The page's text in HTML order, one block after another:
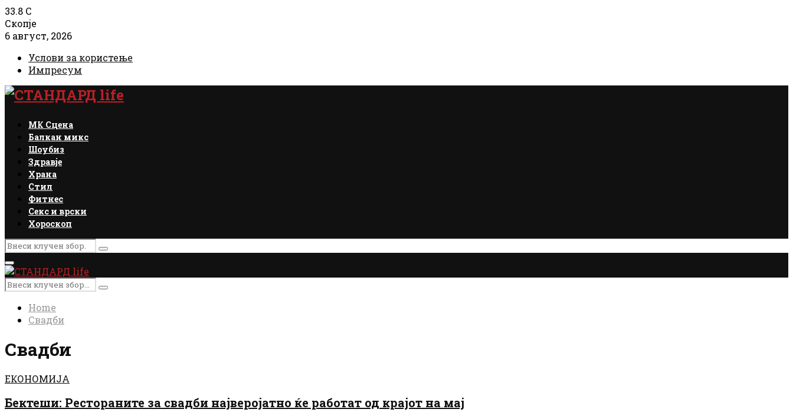
33.8 C
Скопје
6 август, 2026
Услови за користење
Импресум
Facebook
Instagram
Email
Rss
МК Сцена
Балкан микс
Шоубиз
Здравје
Храна
Стил
Фитнес
Секс и врски
Хороскоп
Search
for:
Search
Primary
Menu
Search
for:
Search
Home
Свадби
Свадби
ЕКОНОМИЈА
Бектеши: Рестораните за свадби најверојатно ќе работат од крајот на мај